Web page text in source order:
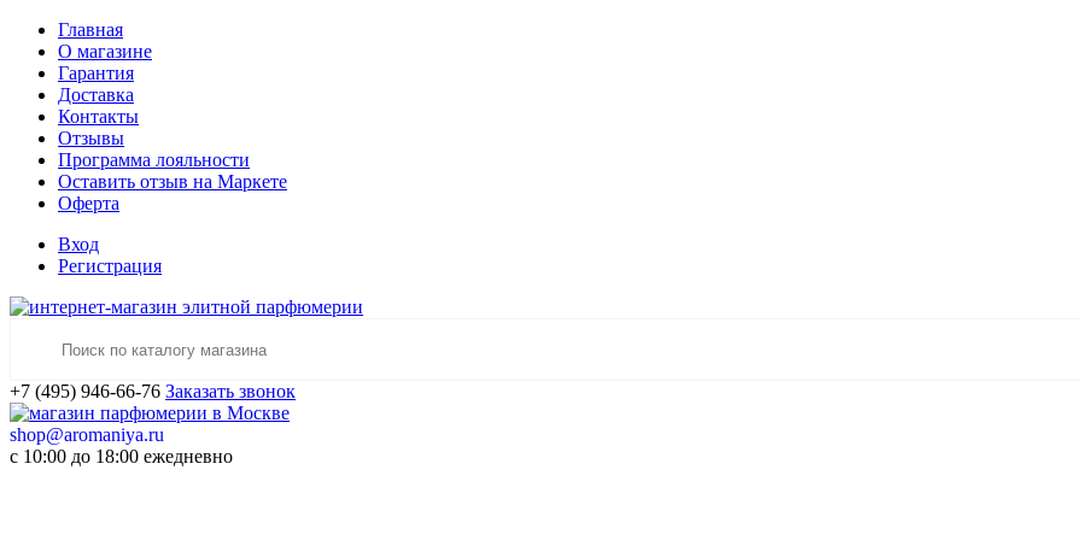
Главная
О магазине
Гарантия
Доставка
Контакты
Отзывы
Программа лояльности
Оставить отзыв на Маркете
Оферта
Вход
Регистрация
+7 (495) 946-66-76 Заказать звонок
shop@aromaniya.ru
с 10:00 до 18:00 ежедневно